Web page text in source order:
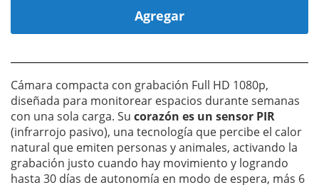
Agregar
Cámara compacta con grabación Full HD 1080p,
diseñada para monitorear espacios durante semanas
con una sola carga. Su corazón es un sensor PIR
(infrarrojo pasivo), una tecnología que percibe el calor
natural que emiten personas y animales, activando la
grabación justo cuando hay movimiento y logrando
hasta 30 días de autonomía en modo de espera, más 6